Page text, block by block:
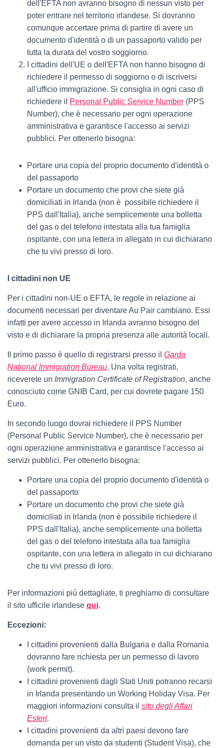
dell'EFTA non avranno bisogno di nessun visto per
poter entrare nel territorio irlandese. Si dovranno
comunque accertare prima di partire di avere un
documento d'identità o di un passaporto valido per
tutta la durata del vostro soggiorno.
I cittadini dell'UE o dell'EFTA non hanno bisogno di
richiedere il permesso di soggiorno o di iscriversi
all'ufficio immigrazione. Si consiglia in ogni caso di
richiedere il
Personal Public Service Number (PPS
Number), che è necessario per ogni operazione
amministrativa e garantisce l'accesso ai servizi
pubblici. Per ottenerlo bisogna:
Portare una copia del proprio documento d'identità o
del passaporto
Portare un documento che provi che siete già
domiciliati in Irlanda (non è possibile richiedere il
PPS dall'Italia), anche semplicemente una bolletta
del gas o del telefono intestata alla tua famiglia
ospitante, con una lettera in allegato in cui dichiarano
che tu vivi presso di loro.
I cittadini non UE
Per i cittadini non-UE o EFTA, le regole in relazione ai
documenti necessari per diventare Au Pair cambiano. Essi
infatti per avere accesso in Irlanda avranno bisogno del
visto e di dichiarare la propria presenza alle autorità locali.
Il primo passo è quello di registrarsi presso il Garda
National Immigration Bureau. Una volta registrati,
riceverete un Immigration Certificate of Registration, anche
conosciuto come GNIB Card, per cui dovrete pagare 150
Euro.
In secondo luogo dovrai richiedere il PPS Number
(Personal Public Service Number), che è necessario per
ogni operazione amministrativa e garantisce l'accesso ai
servizi pubblici. Per ottenerlo bisogna:
Portare una copia del proprio documento d'identità o
del passaporto
Portare un documento che provi che siete già
domiciliati in Irlanda (non è possibile richiedere il
PPS dall'Italia), anche semplicemente una bolletta
del gas o del telefono intestata alla tua famiglia
ospitante, con una lettera in allegato in cui dichiarano
che tu vivi presso di loro.
Per informazioni più dettagliate, ti preghiamo di consultare
il sito ufficile irlandese qui.
Eccezioni:
I cittadini provenienti dalla Bulgaria e dalla Romania
dovranno fare richiesta per un permesso di lavoro
(work permit).
I cittadini provenienti dagli Stati Uniti potranno recarsi
in Irlanda presentando un Working Holiday Visa. Per
maggiori informazioni consulta il sito degli Affari
Esteri.
I cittadini provenienti da altri paesi devono fare
domanda per un visto da studenti (Student Visa), che